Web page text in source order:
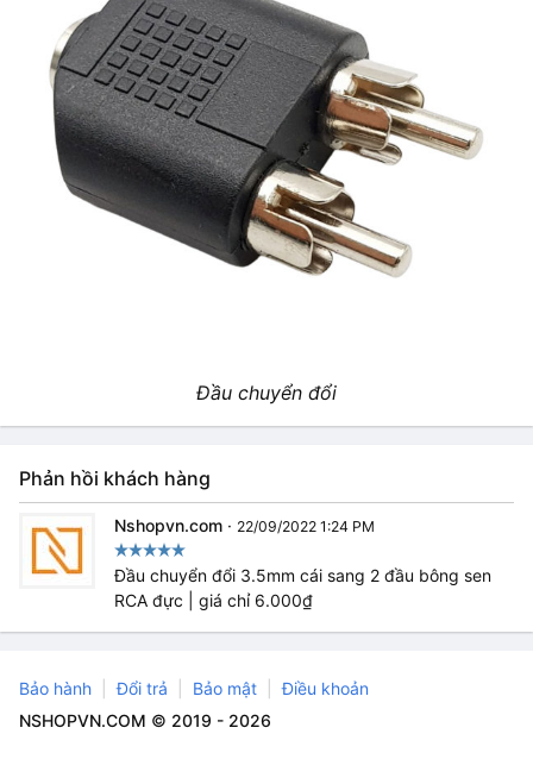
Đầu chuyển đổi
Phản hồi khách hàng
Nshopvn.com · 22/09/2022 1:24 PM
Đầu chuyển đổi 3.5mm cái sang 2 đầu bông sen
RCA đực | giá chỉ 6.000₫
Bảo hành Đổi trả Bảo mật
Điều khoản
NSHOPVN.COM © 2019 - 2026